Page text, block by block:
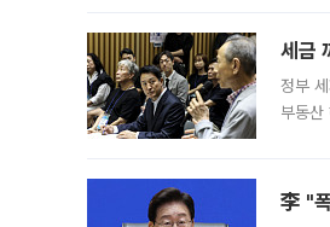
세금
정부
부동산
李 "